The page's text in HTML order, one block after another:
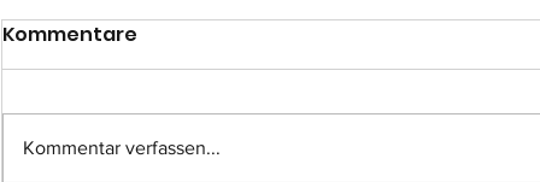
Einsatz-Nr.: 057
Kommentare
Kommentar verfassen...